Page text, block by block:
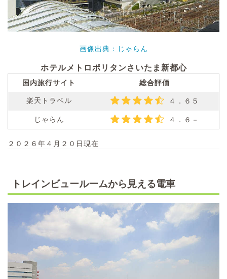
画像出典：じゃらん
ホテルメトロポリタンさいたま新都心
国内旅行サイト 総合評価
楽天トラベル ４．６５
じゃらん ４．６－
２０２６年４月２０日現在
トレインビュールームから見える電車